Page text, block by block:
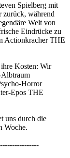
Spielberg mit
zurück, während
Welt von
Eindrücke zu
Actionkracher THE
Kosten: Wir
Albtraum
Horror
Epos THE
uns durch die
Woche.